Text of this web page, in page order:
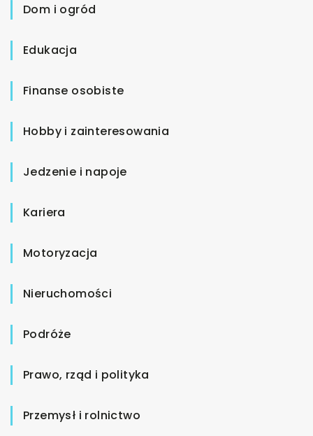
Dom i ogród
Edukacja
Finanse osobiste
Hobby i zainteresowania
Jedzenie i napoje
Kariera
Motoryzacja
Nieruchomości
Podróże
Prawo, rząd i polityka
Przemysł i rolnictwo